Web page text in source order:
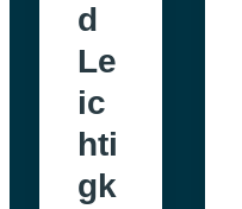
d
Le
ic
hti
gk